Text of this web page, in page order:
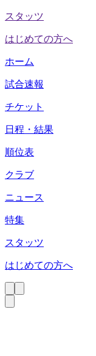
スタッツ
はじめての方へ
ホーム
試合速報
チケット
日程・結果
順位表
クラブ
ニュース
特集
スタッツ
はじめての方へ